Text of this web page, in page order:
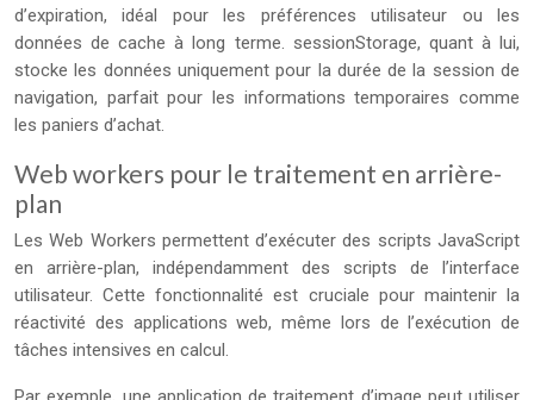
d’expiration, idéal pour les préférences utilisateur ou les
données de cache à long terme. sessionStorage, quant à lui,
stocke les données uniquement pour la durée de la session de
navigation, parfait pour les informations temporaires comme
les paniers d’achat.
Web workers pour le traitement en arrière-
plan
Les Web Workers permettent d’exécuter des scripts JavaScript
en arrière-plan, indépendamment des scripts de l’interface
utilisateur. Cette fonctionnalité est cruciale pour maintenir la
réactivité des applications web, même lors de l’exécution de
tâches intensives en calcul.